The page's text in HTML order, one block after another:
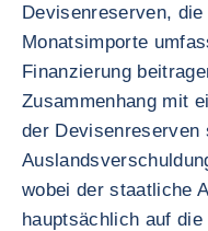
Devisenreserven,
Monatsimporte
Finanzierung
Zusammenhang mit
der Devisenreserven
wobei der staatliche
hauptsächlich auf